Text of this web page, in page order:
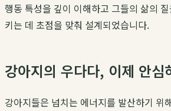
행동 특성을 깊이 이해하고 그들의 삶의
키는 데 초점을 맞춰 설계되었습니다.
강아지의 우다다, 이제 안심
강아지들은 넘치는 에너지를 발산하기 위